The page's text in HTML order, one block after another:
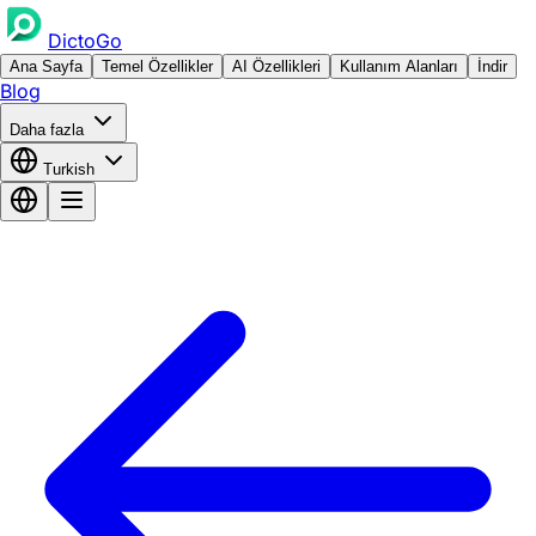
DictoGo
Ana Sayfa Temel Özellikler AI Özellikleri Kullanım Alanları İndir
Blog
Daha fazla
Turkish